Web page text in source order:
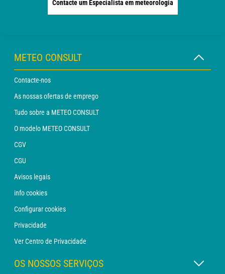
Contacte um Especialista em meteorologia
METEO CONSULT
Contacte-nos
As nossas ofertas de emprego
Tudo sobre a METEO CONSULT
O modelo METEO CONSULT
CGV
CGU
Avisos legais
info cookies
Configurar cookies
Privacidade
Ver Centro de Privacidade
OS NOSSOS SERVIÇOS